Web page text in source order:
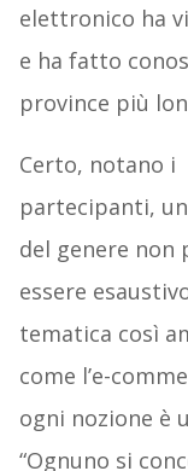
elettronico ha
e ha fatto
province più
Certo, notano i
partecipanti,
del genere non
essere
tematica così
come l’e-
ogni nozione è
“Ognuno si